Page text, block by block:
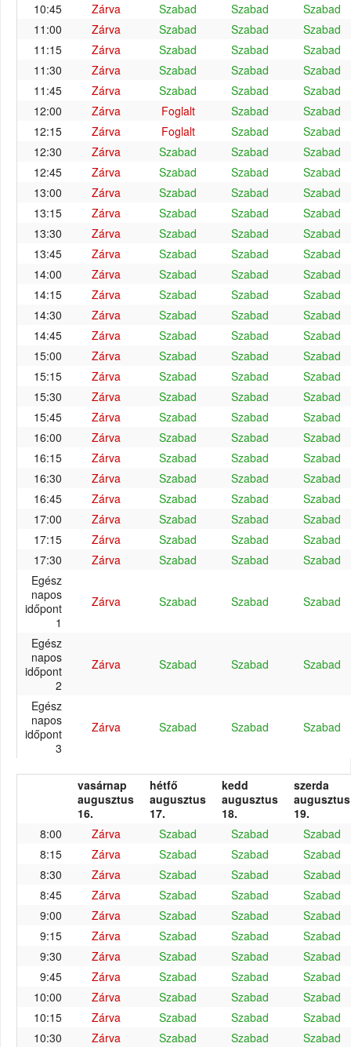
10:45
Zárva Szabad Szabad
Szabad
11:00
Zárva Szabad Szabad
Szabad
11:15
Zárva Szabad Szabad
Szabad
11:30
Zárva Szabad Szabad
Szabad
11:45
Zárva Szabad Szabad
Szabad
12:00
Zárva Foglalt Szabad
Szabad
12:15
Zárva Foglalt Szabad
Szabad
12:30
Zárva Szabad Szabad
Szabad
12:45
Zárva Szabad Szabad
Szabad
13:00
Zárva Szabad Szabad
Szabad
13:15
Zárva Szabad Szabad
Szabad
13:30
Zárva Szabad Szabad
Szabad
13:45
Zárva Szabad Szabad
Szabad
14:00
Zárva Szabad Szabad
Szabad
14:15
Zárva Szabad Szabad
Szabad
14:30
Zárva Szabad Szabad
Szabad
14:45
Zárva Szabad Szabad
Szabad
15:00
Zárva Szabad Szabad
Szabad
15:15
Zárva Szabad Szabad
Szabad
15:30
Zárva Szabad Szabad
Szabad
15:45
Zárva Szabad Szabad
Szabad
16:00
Zárva Szabad Szabad
Szabad
16:15
Zárva Szabad Szabad
Szabad
16:30
Zárva Szabad Szabad
Szabad
16:45
Zárva Szabad Szabad
Szabad
17:00
Zárva Szabad Szabad
Szabad
17:15
Zárva Szabad Szabad
Szabad
17:30
Zárva Szabad Szabad
Szabad
Egész
napos
időpont
1
Zárva Szabad Szabad Szabad
Egész
napos
időpont
2
Zárva Szabad Szabad Szabad
Egész
napos
időpont
3
Zárva Szabad Szabad Szabad
vasárnap
augusztus
16.
hétfő
augusztus
17.
kedd
augusztus
18.
szerda
augusztus
19.
8:00
Zárva Szabad Szabad
Szabad
8:15
Zárva Szabad Szabad
Szabad
8:30
Zárva Szabad Szabad
Szabad
8:45
Zárva Szabad Szabad
Szabad
9:00
Zárva Szabad Szabad
Szabad
9:15
Zárva Szabad Szabad
Szabad
9:30
Zárva Szabad Szabad
Szabad
9:45
Zárva Szabad Szabad
Szabad
10:00
Zárva Szabad Szabad
Szabad
10:15
Zárva Szabad Szabad
Szabad
10:30
Zárva Szabad Szabad
Szabad